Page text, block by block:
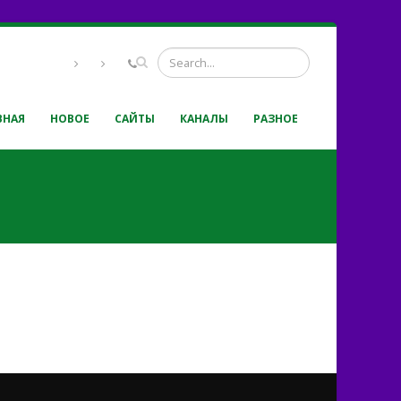
НОВОЕ САЙТЫ КАНАЛЫ РАЗНОЕ